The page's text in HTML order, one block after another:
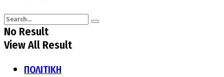
No Result
View All Result
ΠΟΛΙΤΙΚΗ